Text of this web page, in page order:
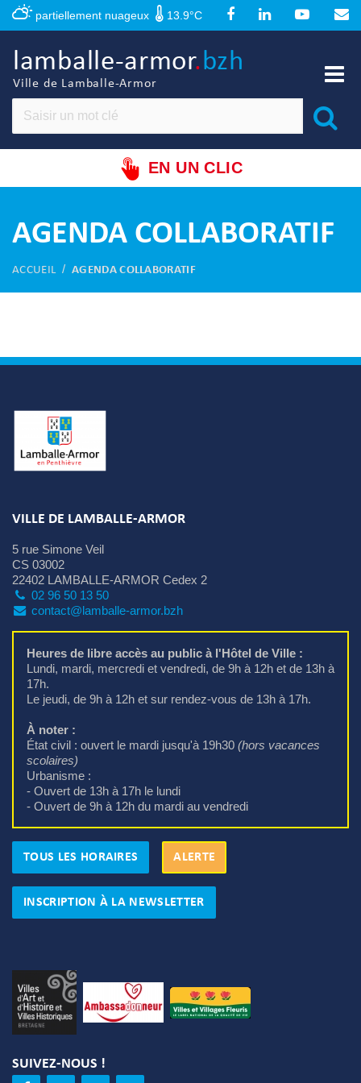
partiellement nuageux 13.9°C
lamballe-armor.bzh
Ville de Lamballe-Armor
EN UN CLIC
AGENDA COLLABORATIF
ACCUEIL AGENDA COLLABORATIF
VILLE DE LAMBALLE-ARMOR
5 rue Simone Veil
CS 03002
22402 LAMBALLE-ARMOR Cedex 2
02 96 50 13 50
contact@lamballe-armor.bzh
Heures de libre accès au public à l'Hôtel de Ville :
Lundi, mardi, mercredi et vendredi, de 9h à 12h et de 13h à
17h.
Le jeudi, de 9h à 12h et sur rendez-vous de 13h à 17h.
À noter :
État civil : ouvert le mardi jusqu'à 19h30 (hors vacances
scolaires)
Urbanisme :
- Ouvert de 13h à 17h le lundi
- Ouvert de 9h à 12h du mardi au vendredi
TOUS LES HORAIRES ALERTE
INSCRIPTION À LA NEWSLETTER
SUIVEZ-NOUS !
Panneau de gestion des cookies